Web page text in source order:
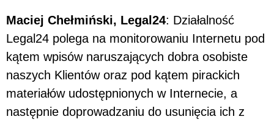
Maciej Chełmiński, Legal24: Działalność
Legal24 polega na monitorowaniu Internetu pod
kątem wpisów naruszających dobra osobiste
naszych Klientów oraz pod kątem pirackich
materiałów udostępnionych w Internecie, a
następnie doprowadzaniu do usunięcia ich z